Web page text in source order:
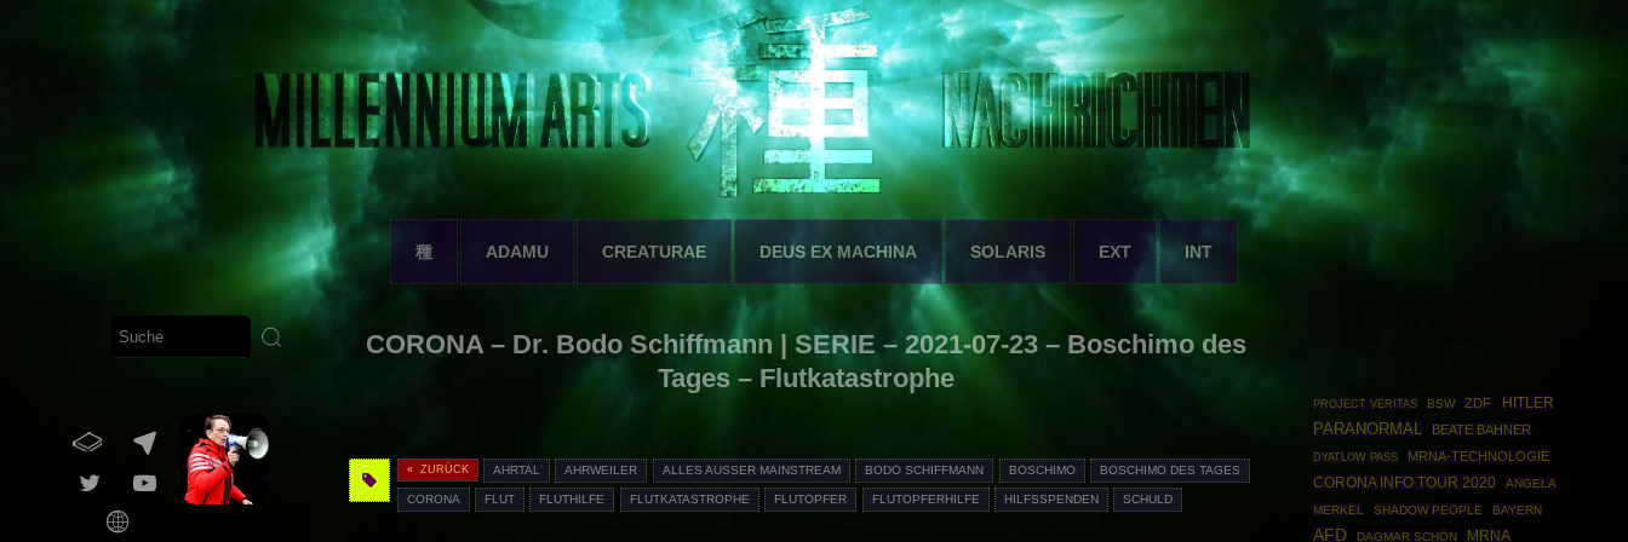
種 ADAMU CREATURAE DEUS EX MACHINA SOLARIS EXT INT
CORONA – Dr. Bodo Schiffmann | SERIE – 2021-07-23 – Boschimo des
Tages – Flutkatastrophe
« ZURÜCK AHRTAL AHRWEILER ALLES AUSSER MAINSTREAM BODO SCHIFFMANN BOSCHIMO BOSCHIMO DES TAGES
CORONA FLUT FLUTHILFE FLUTKATASTROPHE FLUTOPFER FLUTOPFERHILFE HILFSSPENDEN SCHULD
PROJECT VERITAS BSW ZDF HITLER
PARANORMAL BEATE BAHNER
DYATLOW PASS MRNA-TECHNOLOGIE
CORONA INFO TOUR 2020
ANGELA
MERKEL
SHADOW PEOPLE BAYERN
AFD DAGMAR SCHÖN
MRNA